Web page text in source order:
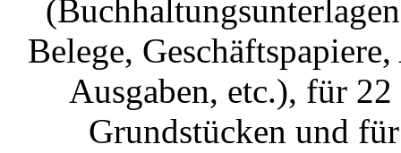
Belege,
Ausgaben, etc.), für
Grundstücken und